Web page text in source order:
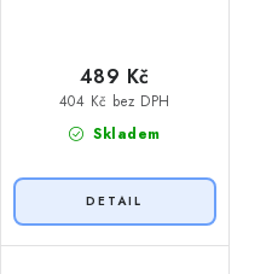
Skladem
404 Kč bez DPH
489 Kč